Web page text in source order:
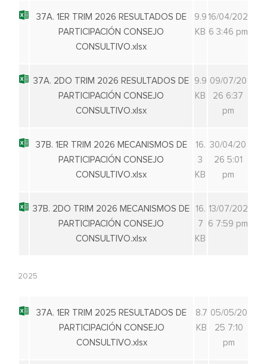
37A. 1ER TRIM 2026 RESULTADOS DE
PARTICIPACIÓN CONSEJO
CONSULTIVO.xlsx
9.9
KB
16/04/202
6 3:46 pm
37A. 2DO TRIM 2026 RESULTADOS DE
PARTICIPACIÓN CONSEJO
CONSULTIVO.xlsx
9.9
KB
09/07/20
26 6:37
pm
37B. 1ER TRIM 2026 MECANISMOS DE
PARTICIPACIÓN CONSEJO
CONSULTIVO.xlsx
16.
3
KB
30/04/20
26 5:01
pm
37B. 2DO TRIM 2026 MECANISMOS DE
PARTICIPACIÓN CONSEJO
CONSULTIVO.xlsx
16.
7
KB
13/07/202
6 7:59 pm
2025
37A. 1ER TRIM 2025 RESULTADOS DE
PARTICIPACIÓN CONSEJO
CONSULTIVO.xlsx
8.7
KB
05/05/20
25 7:10
pm